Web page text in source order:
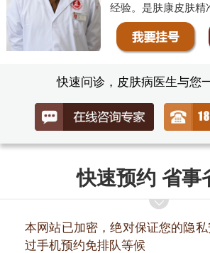
经验。是肤康皮肤精
快速问诊，皮肤病医生与您
快速预约 省事
本网站已加密，绝对保证您的隐
过手机预约免排队等候